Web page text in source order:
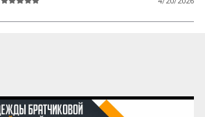
название! А ведь именно название, а
вовсе не содержание, приносит книге